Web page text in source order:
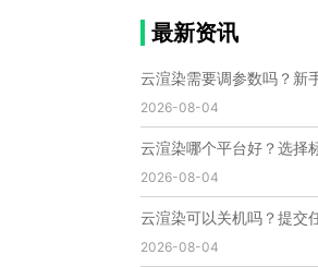
云渲染农场
C4D渲染农场
渲染农场收费
云渲染
动画渲染农场
第十一届世界渲染大赛
世界渲染大赛官网
国
世界渲染大赛软件
瑞云官网
瑞云科技
最新资讯
云渲染需要调参数吗？新
2026-08-04
云渲染哪个平台好？选择
2026-08-04
云渲染可以关机吗？提交
2026-08-04